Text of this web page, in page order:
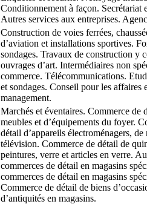
Conditionnement à façon. Secrétariat
Autres services aux entreprises.
Construction de voies ferrées,
d’aviation et installations sportives.
sondages. Travaux de construction y
ouvrages d’art. Intermédiaires non
commerce. Télécommunications.
et sondages. Conseil pour les affaires
management.
Marchés et éventaires. Commerce de
meubles et d’équipements du foyer.
détail d’appareils électroménagers, de
télévision. Commerce de détail de
peintures, verre et articles en verre.
commerces de détail en magasins
commerces de détail en magasins
Commerce de détail de biens
d’antiquités en magasins.